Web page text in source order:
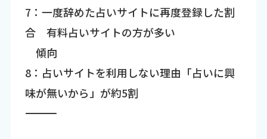
7：一度辞めた占いサイトに再度登録した割
合 有料占いサイトの方が多い
傾向
8：占いサイトを利用しない理由「占いに興
味が無いから」が約5割
―――――――――――――――――――――――――――――――――――